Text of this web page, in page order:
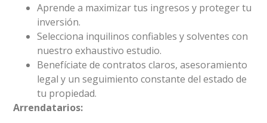
Aprende a maximizar tus ingresos y proteger tu
inversión.
Selecciona inquilinos confiables y solventes con
nuestro exhaustivo estudio.
Benefíciate de contratos claros, asesoramiento
legal y un seguimiento constante del estado de
tu propiedad.
Arrendatarios: